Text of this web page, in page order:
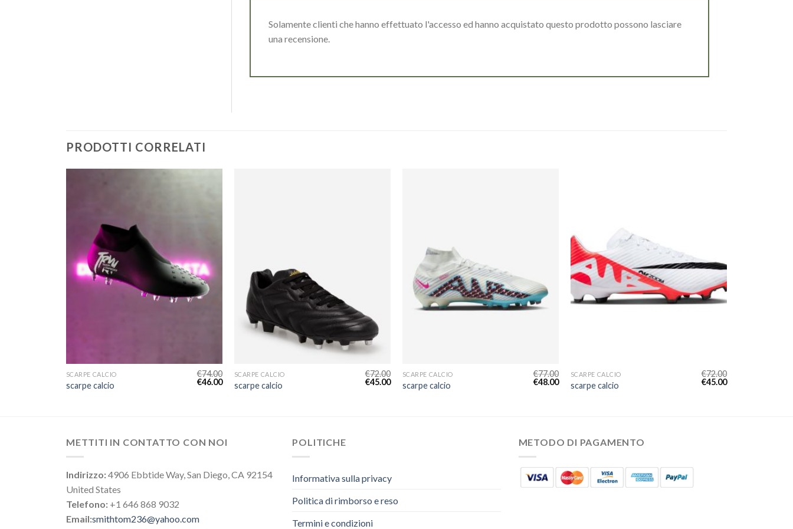
Solamente clienti che hanno effettuato l'accesso ed hanno acquistato questo prodotto possono lasciare
una recensione.
PRODOTTI CORRELATI
SCARPE CALCIO
scarpe calcio
€74.00
€46.00
SCARPE CALCIO
scarpe calcio
€72.00
€45.00
SCARPE CALCIO
scarpe calcio
€77.00
€48.00
SCARPE CALCIO
scarpe calcio
€72.00
€45.00
METTITI IN CONTATTO CON NOI
Indirizzo:4906 Ebbtide Way, San Diego, CA 92154
United States
Telefono: +1 646 868 9032
Email:smithtom236@yahoo.com
POLITICHE
Informativa sulla privacy
Politica di rimborso e reso
Termini e condizioni
METODO DI PAGAMENTO